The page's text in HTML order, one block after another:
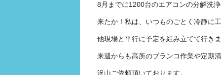
8月までに1200台のエアコンの分解洗浄
来たか！私は、いつものごとく冷静に
他現場と平行に予定を組み立てて行きま
来週からも高所のブランコ作業や定期
沢山ご依頼頂いております。